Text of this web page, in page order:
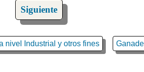
Siguiente
nivel Industrial y otros fines